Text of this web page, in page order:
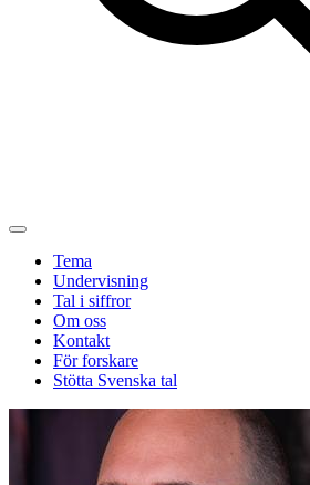
Tema
Undervisning
Tal i siffror
Om oss
Kontakt
För forskare
Stötta Svenska tal